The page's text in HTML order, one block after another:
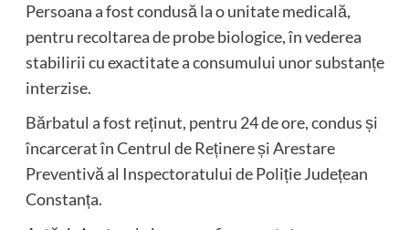
Persoana a fost condusă la o unitate medicală,
pentru recoltarea de probe biologice, în vederea
stabilirii cu exactitate a consumului unor substanțe
interzise.
Bărbatul a fost reținut, pentru 24 de ore, condus și
încarcerat în Centrul de Reținere și Arestare
Preventivă al Inspectoratului de Poliție Județean
Constanța.